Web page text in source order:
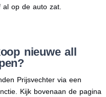
al op de auto zat.
nieuwe all
Prijsvechter via een
Kijk bovenaan de pagina